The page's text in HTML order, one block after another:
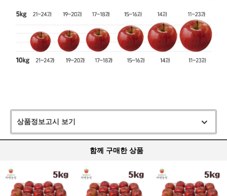
상품정보고시 보기
함께 구매한 상품